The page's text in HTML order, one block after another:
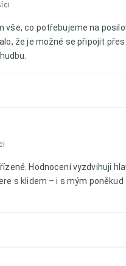
vše, co potřebujeme na
že je možné se připojit
Hodnocení vyzdvihuji
s klidem – i s mým poněkud